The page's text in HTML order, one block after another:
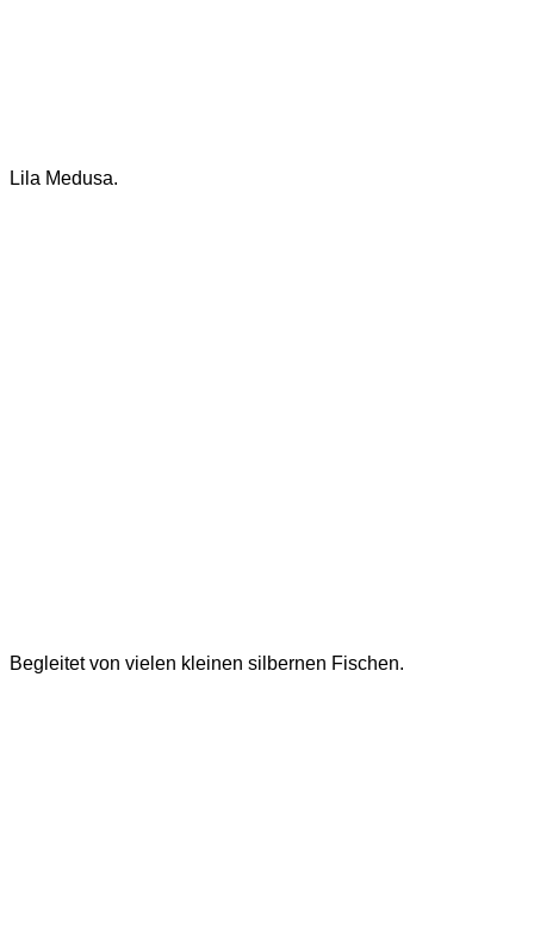
Lila Medusa.
Begleitet von vielen kleinen silbernen Fischen.